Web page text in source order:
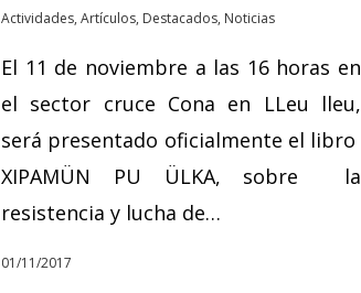
Actividades, Artículos, Destacados, Noticias
El 11 de noviembre a las 16 horas en
el sector cruce Cona en LLeu lleu,
será presentado oficialmente el libro
XIPAMÜN PU ÜLKA, sobre la
resistencia y lucha de…
01/11/2017